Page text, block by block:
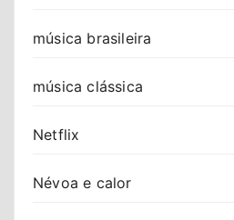
música brasileira
música clássica
Netflix
Névoa e calor